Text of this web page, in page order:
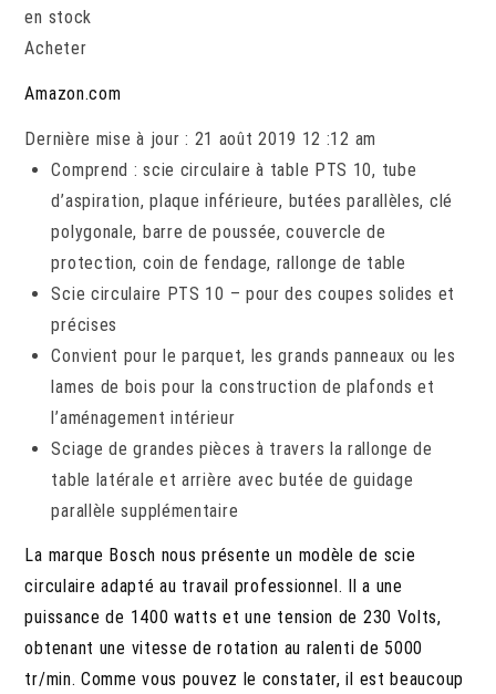
en stock
Acheter
Amazon.com
Dernière mise à jour : 21 août 2019 12 :12 am
Comprend : scie circulaire à table PTS 10, tube
d’aspiration, plaque inférieure, butées parallèles, clé
polygonale, barre de poussée, couvercle de
protection, coin de fendage, rallonge de table
Scie circulaire PTS 10 – pour des coupes solides et
précises
Convient pour le parquet, les grands panneaux ou les
lames de bois pour la construction de plafonds et
l’aménagement intérieur
Sciage de grandes pièces à travers la rallonge de
table latérale et arrière avec butée de guidage
parallèle supplémentaire
La marque Bosch nous présente un modèle de scie
circulaire adapté au travail professionnel. Il a une
puissance de 1400 watts et une tension de 230 Volts,
obtenant une vitesse de rotation au ralenti de 5000
tr/min. Comme vous pouvez le constater, il est beaucoup